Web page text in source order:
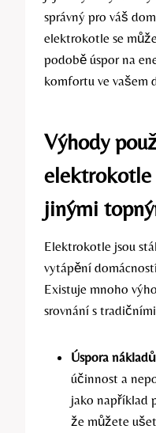
správný pro váš
elektrokotle se
podobě úspor na
komfortu ve vašem
Výhody
elektrokotle
jinými
Elektrokotle jsou
vytápění
Existuje mnoho
srovnání s
Úspora
účinnost a
jako například
že můžete